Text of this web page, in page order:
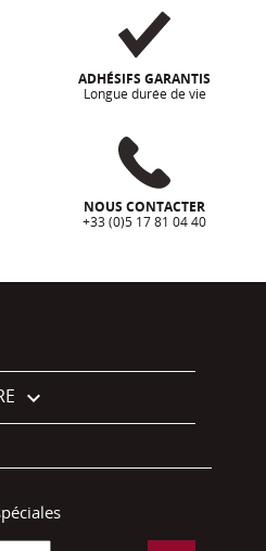
ADHÉSIFS GARANTIS
Longue durée de vie
NOUS CONTACTER
+33 (0)5 17 81 04 40
